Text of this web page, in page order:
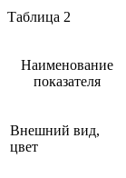
Таблица 2
Наименование
показателя
Внешний вид,
цвет